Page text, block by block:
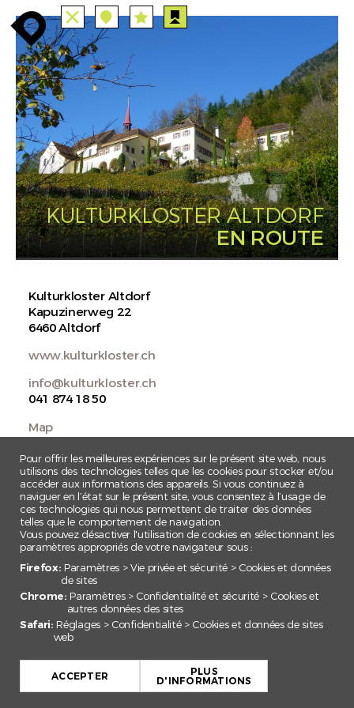
enroute enroute TOUTES station STATIONS
route PARCOURS FILTRE
enroute INFO
+
close station angebote anreise
KULTURKLOSTER ALTDORF
EN ROUTE
Kulturkloster Altdorf
Kapuzinerweg 22
6460 Altdorf
www.kulturkloster.ch
info@kulturkloster.ch
041 874 18 50
Map
Pour offrir les meilleures expériences sur le présent site web, nous
utilisons des technologies telles que les cookies pour stocker et/ou
accéder aux informations des appareils. Si vous continuez à
naviguer en l’état sur le présent site, vous consentez à l’usage de
ces technologies qui nous permettent de traiter des données
telles que le comportement de navigation.
Vous pouvez désactiver l'utilisation de cookies en sélectionnant les
paramètres appropriés de votre navigateur sous :
Firefox: Paramètres > Vie privée et sécurité > Cookies et données
de sites
Chrome: Paramètres > Confidentialité et sécurité > Cookies et
autres données des sites
Safari: Réglages > Confidentialité > Cookies et données de sites
web
ACCEPTER PLUS
D'INFORMATIONS